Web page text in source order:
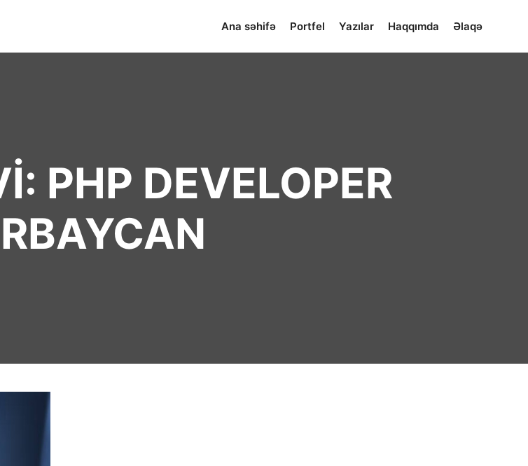
Ana səhifə Portfel Yazılar Haqqımda Əlaqə
PHP DEVELOPER